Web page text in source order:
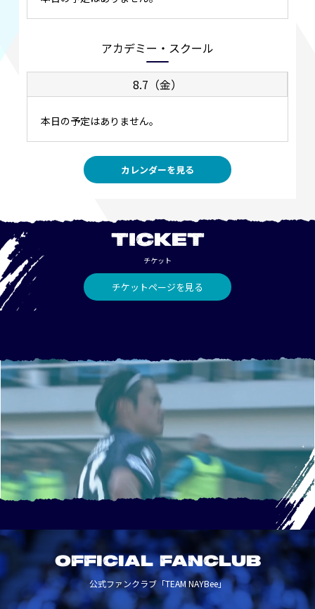
アカデミー・スクール
8.7（金）
本日の予定はありません。
カレンダーを見る
TICKET
チケット
チケットページを見る
OFFICIAL FANCLUB
公式ファンクラブ「TEAM NAYBee」